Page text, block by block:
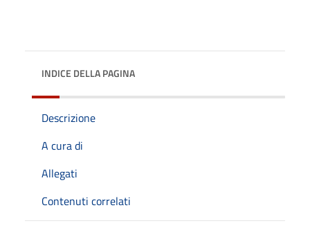
INDICE DELLA PAGINA
Descrizione
A cura di
Allegati
Contenuti correlati